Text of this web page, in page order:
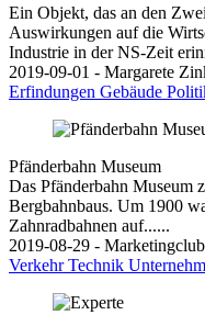
Ein Objekt, das an den
Auswirkungen auf die
Industrie in der NS-Zeit
2019-09-01 - Margarete
Erfindungen Gebäude
Pfänderbahn Museum
Das Pfänderbahn Museum
Bergbahnbaus. Um 1900
Zahnradbahnen auf......
2019-08-29 -
VerkehrTechnik